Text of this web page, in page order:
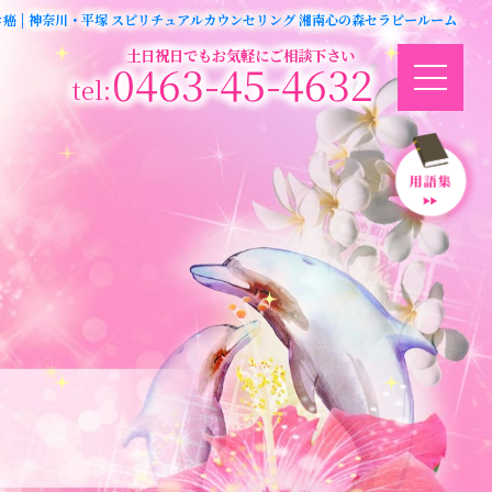
土日祝日でもお気軽にご相談下さい
0463-45-4632
癌 | 神奈川・平塚 スピリチュアルカウンセリング 湘南心の森セラピールーム